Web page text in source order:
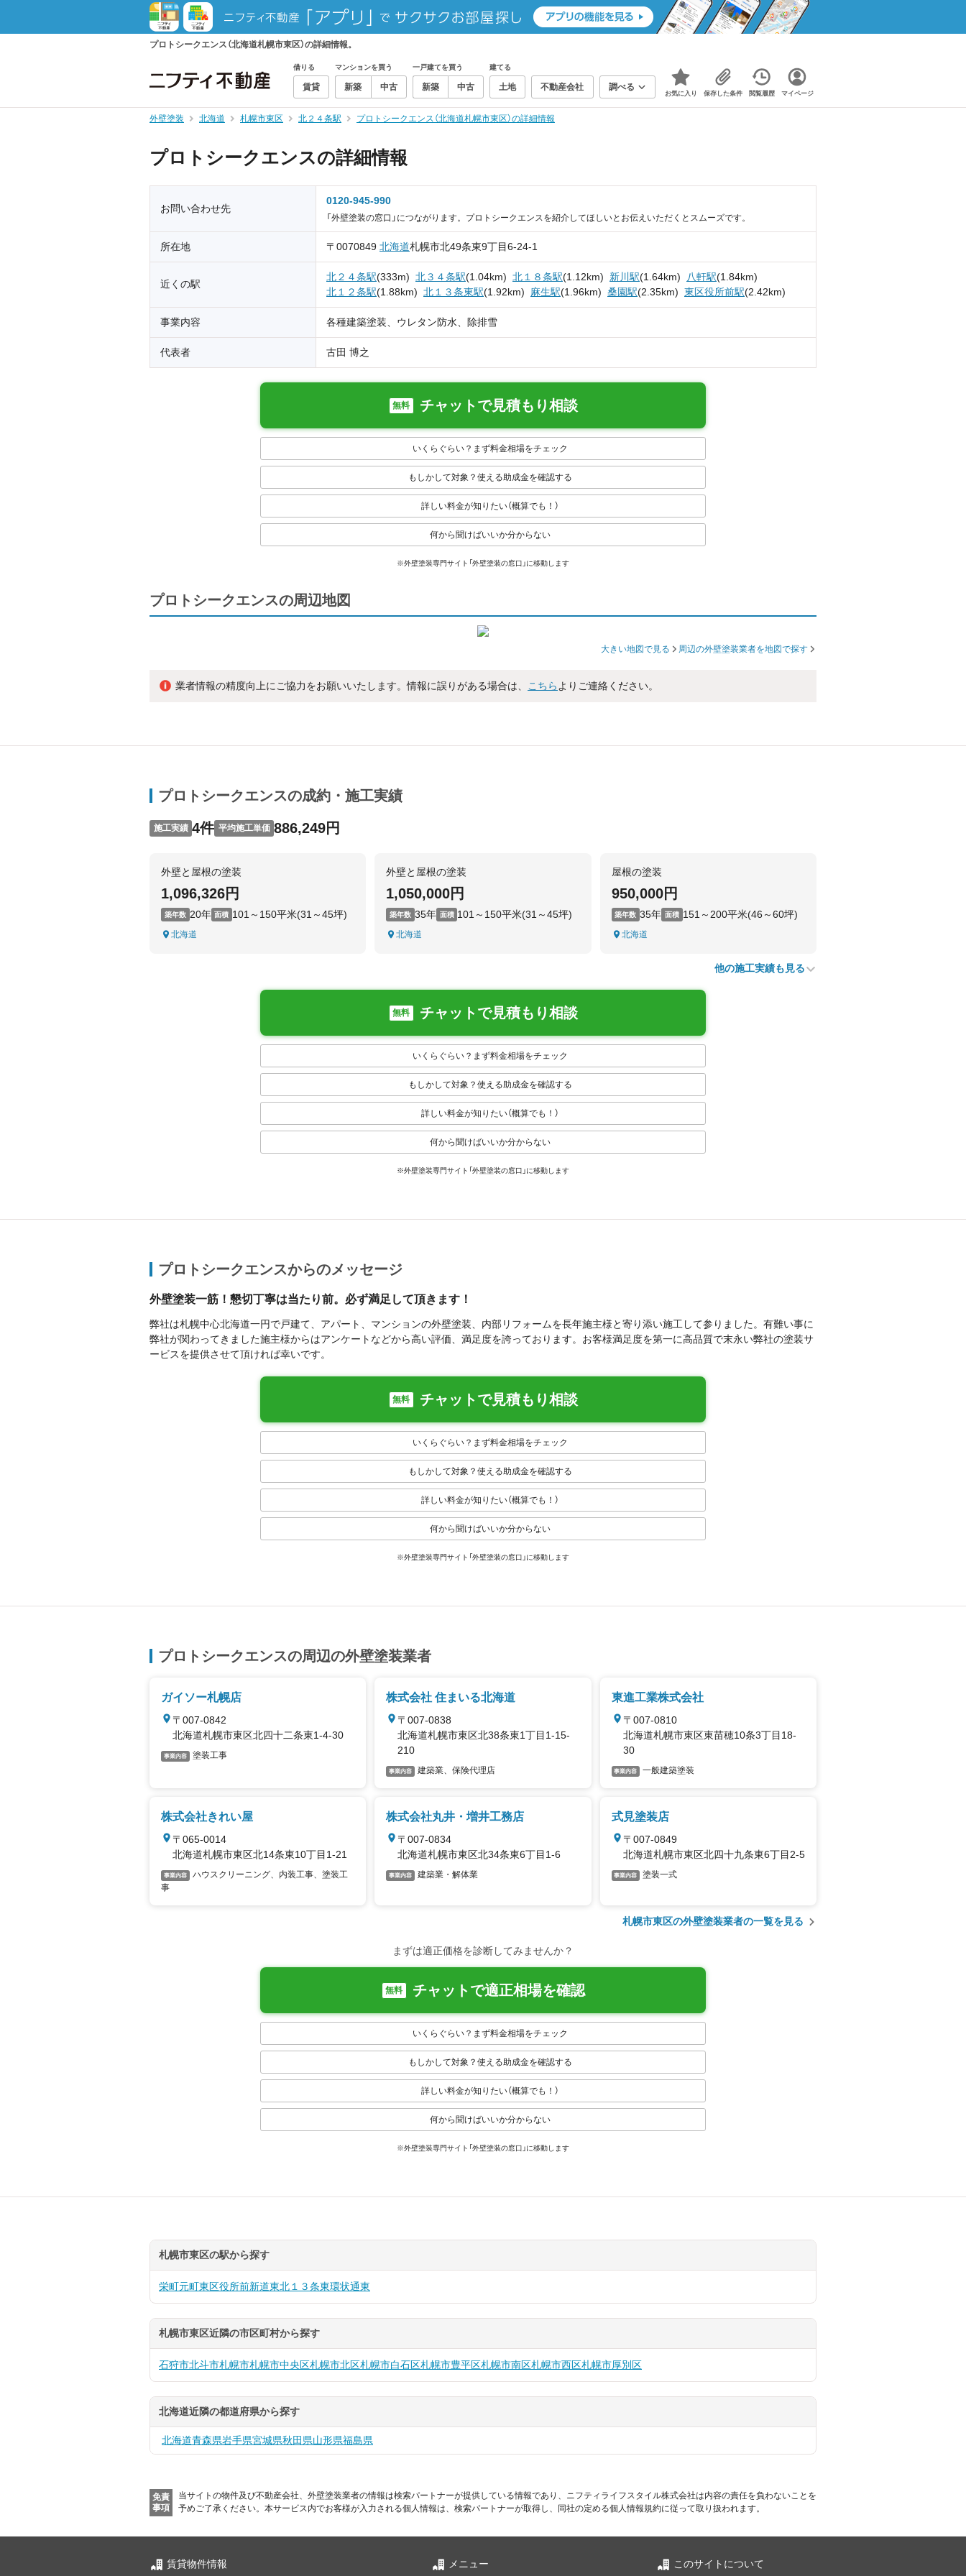
プロトシークエンス（北海道札幌市東区）の詳細情報。
借りる
賃貸
マンションを買う
新築 中古
一戸建てを買う
新築 中古
建てる
土地 不動産会社 調べる
お気に入り 保存した条件 閲覧履歴 マイページ
外壁塗装 北海道 札幌市東区 北２４条駅 プロトシークエンス（北海道札幌市東区）の詳細情報
プロトシークエンスの詳細情報
お問い合わせ先
0120-945-990
「外壁塗装の窓口」につながります。プロトシークエンスを紹介してほしいとお伝えいただくとスムーズです。
所在地 〒0070849 北海道札幌市北49条東9丁目6-24-1
近くの駅
北２４条駅(333m) 北３４条駅(1.04km) 北１８条駅(1.12km) 新川駅(1.64km) 八軒駅(1.84km)
北１２条駅(1.88km) 北１３条東駅(1.92km) 麻生駅(1.96km) 桑園駅(2.35km) 東区役所前駅(2.42km)
事業内容 各種建築塗装、ウレタン防水、除排雪
代表者 古田 博之
無料 チャットで見積もり相談
いくらぐらい？まず料金相場をチェック
もしかして対象？使える助成金を確認する
詳しい料金が知りたい（概算でも！）
何から聞けばいいか分からない
※外壁塗装専門サイト「外壁塗装の窓口」に移動します
プロトシークエンスの周辺地図
大きい地図で見る 周辺の外壁塗装業者を地図で探す
業者情報の精度向上にご協力をお願いいたします。情報に誤りがある場合は、 こちら よりご連絡ください。
プロトシークエンスの成約・施工実績
施工実績 4件 平均施工単価 886,249円
外壁と屋根の塗装
1,096,326円
築年数 20年 面積 101～150平米(31～45坪)
北海道
外壁と屋根の塗装
1,050,000円
築年数 35年 面積 101～150平米(31～45坪)
北海道
屋根の塗装
950,000円
築年数 35年 面積 151～200平米(46～60坪)
北海道
他の施工実績も見る
無料 チャットで見積もり相談
いくらぐらい？まず料金相場をチェック
もしかして対象？使える助成金を確認する
詳しい料金が知りたい（概算でも！）
何から聞けばいいか分からない
※外壁塗装専門サイト「外壁塗装の窓口」に移動します
プロトシークエンスからのメッセージ
外壁塗装一筋！懇切丁寧は当たり前。必ず満足して頂きます！
弊社は札幌中心北海道一円で戸建て、アパート、マンションの外壁塗装、内部リフォームを長年施主様と寄り添い施工して参りました。有難い事に
弊社が関わってきました施主様からはアンケートなどから高い評価、満足度を誇っております。お客様満足度を第一に高品質で末永い弊社の塗装サ
ービスを提供させて頂ければ幸いです。
無料 チャットで見積もり相談
いくらぐらい？まず料金相場をチェック
もしかして対象？使える助成金を確認する
詳しい料金が知りたい（概算でも！）
何から聞けばいいか分からない
※外壁塗装専門サイト「外壁塗装の窓口」に移動します
プロトシークエンスの周辺の外壁塗装業者
ガイソー札幌店
〒007-0842
北海道札幌市東区北四十二条東1-4-30
事業内容 塗装工事
株式会社 住まいる北海道
〒007-0838
北海道札幌市東区北38条東1丁目1-15-
210
事業内容 建築業、保険代理店
東進工業株式会社
〒007-0810
北海道札幌市東区東苗穂10条3丁目18-
30
事業内容 一般建築塗装
株式会社きれい屋
〒065-0014
北海道札幌市東区北14条東10丁目1-21
事業内容
ハウスクリーニング、内装工事、塗装工
事
株式会社丸井・増井工務店
〒007-0834
北海道札幌市東区北34条東6丁目1-6
事業内容 建築業・解体業
式見塗装店
〒007-0849
北海道札幌市東区北四十九条東6丁目2-5
事業内容 塗装一式
札幌市東区の外壁塗装業者の一覧を見る
まずは適正価格を診断してみませんか？
無料 チャットで適正相場を確認
いくらぐらい？まず料金相場をチェック
もしかして対象？使える助成金を確認する
詳しい料金が知りたい（概算でも！）
何から聞けばいいか分からない
※外壁塗装専門サイト「外壁塗装の窓口」に移動します
札幌市東区の駅から探す
栄町元町東区役所前新道東北１３条東環状通東
札幌市東区近隣の市区町村から探す
石狩市北斗市札幌市札幌市中央区札幌市北区札幌市白石区札幌市豊平区札幌市南区札幌市西区札幌市厚別区
北海道近隣の都道府県から探す
北海道青森県岩手県宮城県秋田県山形県福島県
免責
事項
当サイトの物件及び不動産会社、外壁塗装業者の情報は検索パートナーが提供している情報であり、ニフティライフスタイル株式会社は内容の責任を負わないことを
予めご了承ください。 本サービス内でお客様が入力される個人情報は、検索パートナーが取得し、同社の定める個人情報規約に従って取り扱われます。
賃貸物件情報 メニュー このサイトについて